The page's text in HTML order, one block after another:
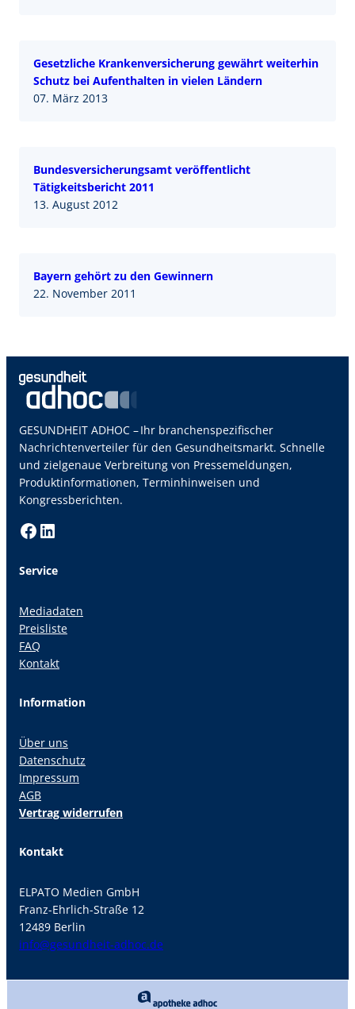
Gesetzliche Krankenversicherung gewährt weiterhin
Schutz bei Aufenthalten in vielen Ländern
07. März 2013
Bundesversicherungsamt veröffentlicht
Tätigkeitsbericht 2011
13. August 2012
Bayern gehört zu den Gewinnern
22. November 2011
GESUNDHEIT ADHOC – Ihr branchenspezifischer
Nachrichtenverteiler für den Gesundheitsmarkt. Schnelle
und zielgenaue Verbreitung von Pressemeldungen,
Produktinformationen, Terminhinweisen und
Kongressberichten.
Facebook LinkedIn
Service
Mediadaten
Preisliste
FAQ
Kontakt
Information
Über uns
Datenschutz
Impressum
AGB
Vertrag widerrufen
Kontakt
ELPATO Medien GmbH
Franz-Ehrlich-Straße 12
12489 Berlin
info@gesundheit-adhoc.de